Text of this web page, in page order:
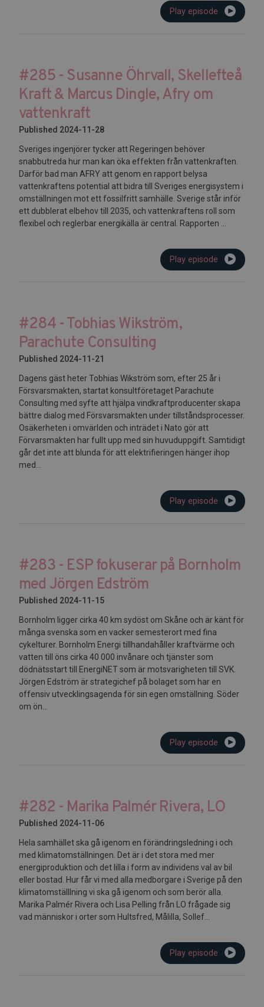
Play episode
#285 - Susanne Öhrvall, Skellefteå
Kraft & Marcus Dingle, Afry om
vattenkraft
Published 2024-11-28
Sveriges ingenjörer tycker att Regeringen behöver
snabbutreda hur man kan öka effekten från vattenkraften.
Därför bad man AFRY att genom en rapport belysa
vattenkraftens potential att bidra till Sveriges energisystem i
omställningen mot ett fossilfritt samhälle. Sverige står inför
ett dubblerat elbehov till 2035, och vattenkraftens roll som
flexibel och reglerbar energikälla är central. Rapporten ...
Play episode
#284 - Tobhias Wikström,
Parachute Consulting
Published 2024-11-21
Dagens gäst heter Tobhias Wikström som, efter 25 år i
Försvarsmakten, startat konsultföretaget Parachute
Consulting med syfte att hjälpa vindkraftproducenter skapa
bättre dialog med Försvarsmakten under tillståndsprocesser.
Osäkerheten i omvärlden och inträdet i Nato gör att
Förvarsmakten har fullt upp med sin huvuduppgift. Samtidigt
går det inte att blunda för att elektrifieringen hänger ihop
med...
Play episode
#283 - ESP fokuserar på Bornholm
med Jörgen Edström
Published 2024-11-15
Bornholm ligger cirka 40 km sydöst om Skåne och är känt för
många svenska som en vacker semesterort med fina
cykelturer. Bornholm Energi tillhandahåller kraftvärme och
vatten till öns cirka 40 000 invånare och tjänster som
dödnätsstart till EnergiNET som är motsvarigheten till SVK.
Jörgen Edström är strategichef på bolaget som har en
offensiv utvecklingsagenda för sin egen omställning. Söder
om ön...
Play episode
#282 - Marika Palmér Rivera, LO
Published 2024-11-06
Hela samhället ska gå igenom en förändringsledning i och
med klimatomställningen. Det är i det stora med mer
energiproduktion och det lilla i form av individens val av bil
eller bostad. Hur får vi med alla medborgare i Sverige på den
klimatomställlning vi ska gå igenom och som berör alla.
Marika Palmér Rivera och Lisa Pelling från LO frågade sig
vad människor i orter som Hultsfred, Målilla, Sollef...
Play episode